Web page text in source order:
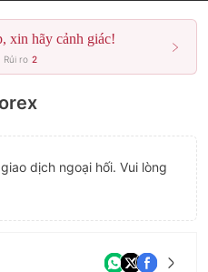
xin hãy cảnh giác!
Rủi ro 2
dịch ngoại hối. Vui lòng